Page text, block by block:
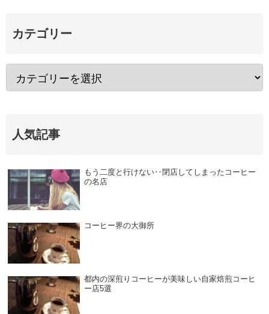
カテゴリー
人気記事
もう二度と行けない‥閉店してしまったコーヒー
の名店
コーヒー界の大御所
都内の深煎りコーヒーが美味しい自家焙煎コーヒ
ー店5選